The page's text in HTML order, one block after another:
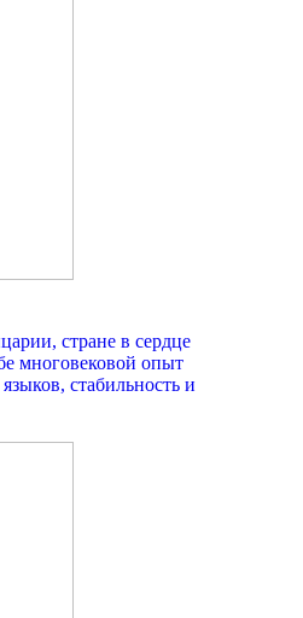
стране в сердце
многовековой опыт
стабильность и